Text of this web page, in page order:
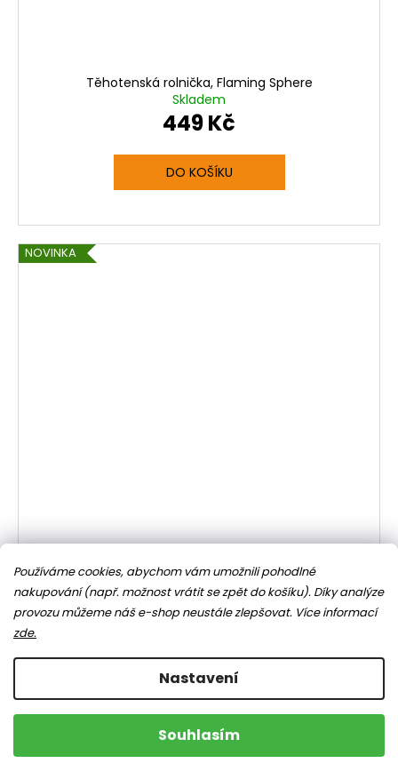
Používáme cookies, abychom vám umožnili pohodlné
nakupování (např. možnost vrátit se zpět do košíku). Díky analýze
provozu můžeme náš e-shop neustále zlepšovat. Více informací
zde.
Nastavení
Souhlasím
Těhotenská rolnička, Flaming Sphere
Skladem
449 Kč
DO KOŠÍKU
NOVINKA